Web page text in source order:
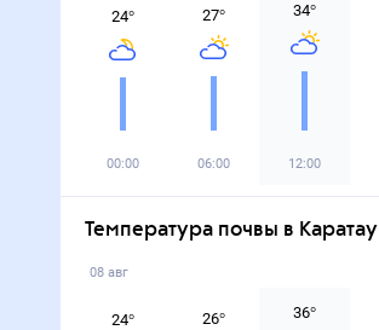
24°
00:00
27°
06:00
34°
12:00
Температура почвы в Каратау
08 авг
24° 26° 36°